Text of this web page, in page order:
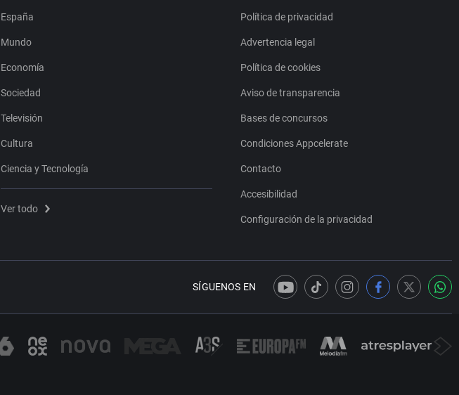
España
Mundo
Economía
Sociedad
Televisión
Cultura
Ciencia y Tecnología
Ver todo
Política de privacidad
Advertencia legal
Política de cookies
Aviso de transparencia
Bases de concursos
Condiciones Appcelerate
Contacto
Accesibilidad
Configuración de la privacidad
SÍGUENOS EN